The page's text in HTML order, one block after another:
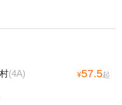
(4A) ¥57.5起